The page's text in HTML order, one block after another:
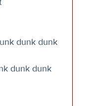
dunk dunk
dunk dunk